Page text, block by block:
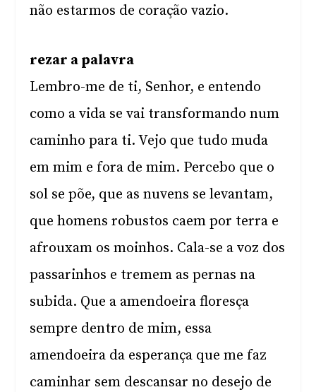
não estarmos de coração vazio.
rezar a palavra
Lembro-me de ti, Senhor, e entendo
como a vida se vai transformando num
caminho para ti. Vejo que tudo muda
em mim e fora de mim. Percebo que o
sol se põe, que as nuvens se levantam,
que homens robustos caem por terra e
afrouxam os moinhos. Cala-se a voz dos
passarinhos e tremem as pernas na
subida. Que a amendoeira floresça
sempre dentro de mim, essa
amendoeira da esperança que me faz
caminhar sem descansar no desejo de